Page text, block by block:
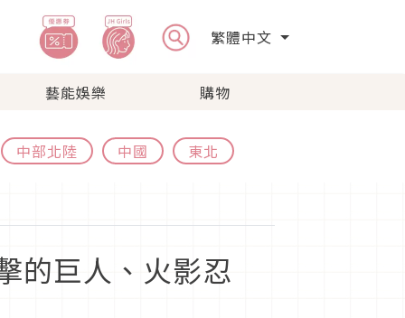
繁體中文
藝能娛樂 購物
中部北陸 中國 東北
的巨人、火影忍